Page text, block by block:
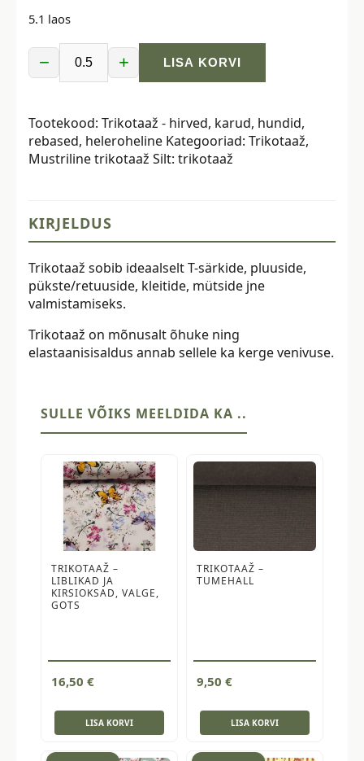
5.1 laos
−
Trikotaaž
karud,
hundid,
rebased,
+ LISA KORVI
Tootekood: Trikotaaž - hirved, karud, hundid,
rebased, heleroheline Kategooriad: Trikotaaž,
Mustriline trikotaaž Silt: trikotaaž
KIRJELDUS
Trikotaaž sobib ideaalselt T-särkide, pluuside,
pükste/retuuside, kleitide, mütside jne
valmistamiseks.
Trikotaaž on mõnusalt õhuke ning
elastaanisisaldus annab sellele ka kerge venivuse.
SULLE VÕIKS MEELDIDA KA ..
TRIKOTAAŽ –
LIBLIKAD JA
KIRSIOKSAD, VALGE,
GOTS
16,50 €
LISA KORVI
TRIKOTAAŽ –
TUMEHALL
9,50 €
LISA KORVI